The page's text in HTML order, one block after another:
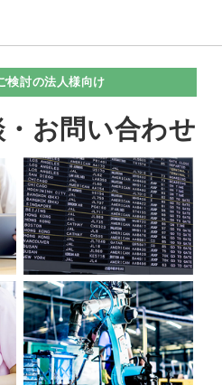
検討の法人様向け
お問い合わせ